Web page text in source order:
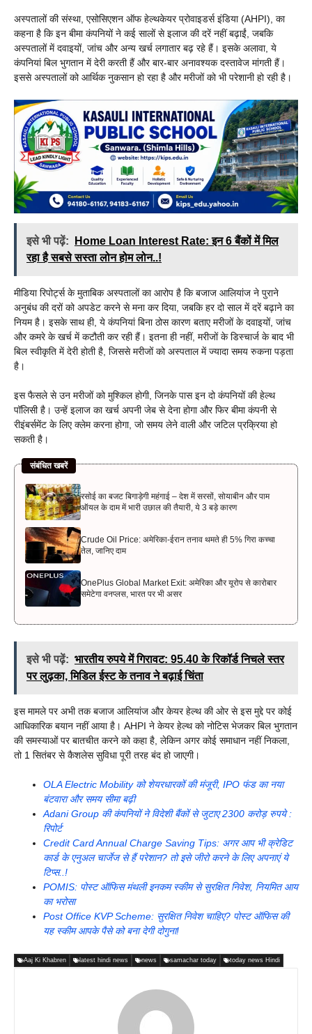
अस्पतालों की संस्था, एसोसिएशन ऑफ हेल्थकेयर प्रोवाइडर्स इंडिया (AHPI), का
कहना है कि इन बीमा कंपनियों ने कई सालों से इलाज की दरें नहीं बढ़ाईं, जबकि
अस्पतालों में दवाइयों, जांच और अन्य खर्च लगातार बढ़ रहे हैं। इसके अलावा, ये
कंपनियां बिल भुगतान में देरी करती हैं और बार-बार अनावश्यक दस्तावेज मांगती हैं।
इससे अस्पतालों को आर्थिक नुकसान हो रहा है और मरीजों को भी परेशानी हो रही है।
इसे भी पढ़ें:
Home Loan Interest Rate: इन 6 बैंकों में मिल
रहा है सबसे सस्ता लोन होम लोन..!
मीडिया रिपोर्ट्स के मुताबिक अस्पतालों का आरोप है कि बजाज आलियांज ने पुराने
अनुबंध की दरों को अपडेट करने से मना कर दिया, जबकि हर दो साल में दरें बढ़ाने का
नियम है। इसके साथ ही, ये कंपनियां बिना ठोस कारण बताए मरीजों के दवाइयों, जांच
और कमरे के खर्च में कटौती कर रही हैं। इतना ही नहीं, मरीजों के डिस्चार्ज के बाद भी
बिल स्वीकृति में देरी होती है, जिससे मरीजों को अस्पताल में ज्यादा समय रुकना पड़ता
है।
इस फैसले से उन मरीजों को मुश्किल होगी, जिनके पास इन दो कंपनियों की हेल्थ
पॉलिसी है। उन्हें इलाज का खर्च अपनी जेब से देना होगा और फिर बीमा कंपनी से
रीइंबर्समेंट के लिए क्लेम करना होगा, जो समय लेने वाली और जटिल प्रक्रिया हो
सकती है।
संबंधित खबरें
रसोई का बजट बिगाड़ेगी महंगाई – देश में सरसों, सोयाबीन और पाम
ऑयल के दाम में भारी उछाल की तैयारी, ये 3 बड़े कारण
Crude Oil Price: अमेरिका-ईरान तनाव थमते ही 5% गिरा कच्चा
तेल, जानिए दाम
OnePlus Global Market Exit: अमेरिका और यूरोप से कारोबार
समेटेगा वनप्लस, भारत पर भी असर
इसे भी पढ़ें: भारतीय रुपये में गिरावट: 95.40 के रिकॉर्ड निचले स्तर
पर लुढ़का, मिडिल ईस्ट के तनाव ने बढ़ाई चिंता
इस मामले पर अभी तक बजाज आलियांज और केयर हेल्थ की ओर से इस मुद्दे पर कोई
आधिकारिक बयान नहीं आया है। AHPI ने केयर हेल्थ को नोटिस भेजकर बिल भुगतान
की समस्याओं पर बातचीत करने को कहा है, लेकिन अगर कोई समाधान नहीं निकला,
तो 1 सितंबर से कैशलेस सुविधा पूरी तरह बंद हो जाएगी।
OLA Electric Mobility को शेयरधारकों की मंजूरी, IPO फंड का नया
बंटवारा और समय सीमा बढ़ी
Adani Group की कंपनियों ने विदेशी बैंकों से जुटाए 2300 करोड़ रुपये :
रिपोर्ट
Credit Card Annual Charge Saving Tips: अगर आप भी क्रेडिट
कार्ड के एनुअल चार्जेज से हैं परेशान? तो इसे जीरो करने के लिए अपनाएं ये
टिप्स..!
POMIS: पोस्ट ऑफिस मंथली इनकम स्कीम से सुरक्षित निवेश, नियमित आय
का भरोसा
Post Office KVP Scheme: सुरक्षित निवेश चाहिए? पोस्ट ऑफिस की
यह स्कीम आपके पैसे को बना देगी दोगुना!
Aaj Ki Khabren latest hindi news news samachar today today news Hindi